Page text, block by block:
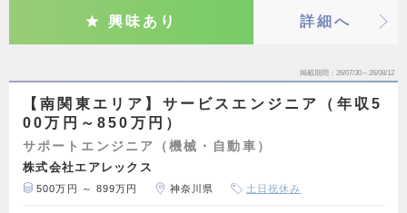
興味あり 詳細へ
掲載期間 26/07/30～26/08/12
【南関東エリア】サービスエンジニア（年収5
00万円～850万円）
サポートエンジニア（機械・自動車）
株式会社エアレックス
500万円 ～ 899万円 神奈川県 土日祝休み